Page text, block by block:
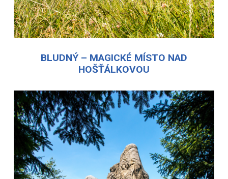
BLUDNÝ – MAGICKÉ MÍSTO NAD
HOŠŤÁLKOVOU